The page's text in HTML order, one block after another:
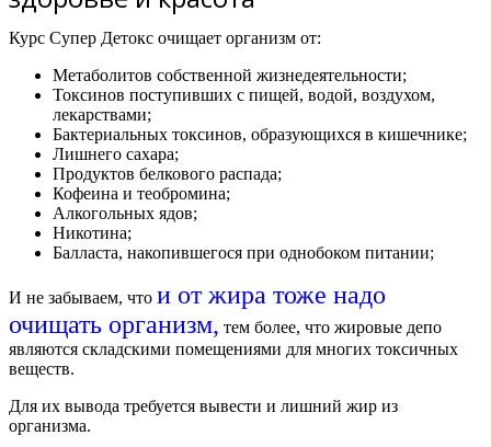
Курс Супер Детокс очищает организм от:
Метаболитов собственной жизнедеятельности;
Токсинов поступивших с пищей, водой, воздухом,
лекарствами;
Бактериальных токсинов, образующихся в кишечнике;
Лишнего сахара;
Продуктов белкового распада;
Кофеина и теобромина;
Алкогольных ядов;
Никотина;
Балласта, накопившегося при однобоком питании;
И не забываем, что и от жира тоже надо
очищать организм, тем более, что жировые депо
являются складскими помещениями для многих токсичных
веществ.
Для их вывода требуется вывести и лишний жир из
организма.